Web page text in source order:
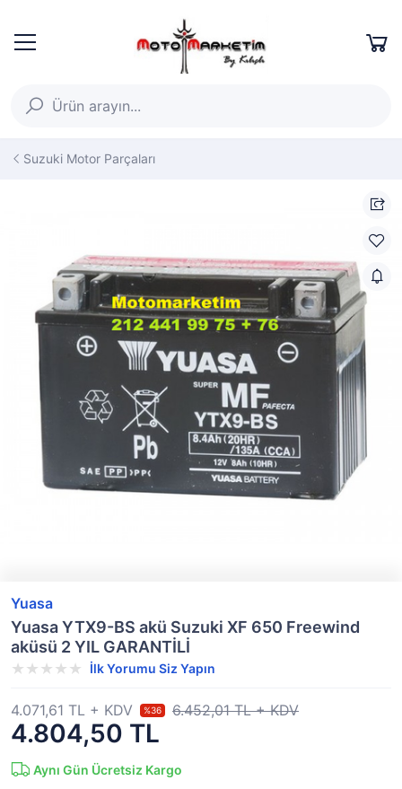
Suzuki Motor Parçaları
Yuasa
Yuasa YTX9-BS akü Suzuki XF 650 Freewind
aküsü 2 YIL GARANTİLİ
İlk Yorumu Siz Yapın
4.804,50 TL
4.071,61 TL + KDV %36 6.452,01 TL + KDV
Aynı Gün Ücretsiz Kargo